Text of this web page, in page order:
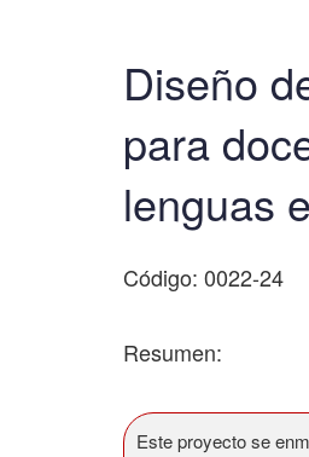
Diseño
para
lenguas
Código: 0022-24
Resumen:
Este proyecto se